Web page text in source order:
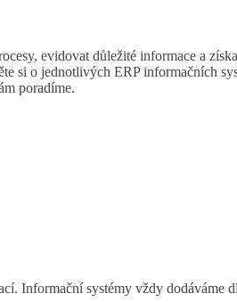
evidovat důležité informace a
si o jednotlivých ERP informačních
poradíme.
Informační systémy vždy dodáváme